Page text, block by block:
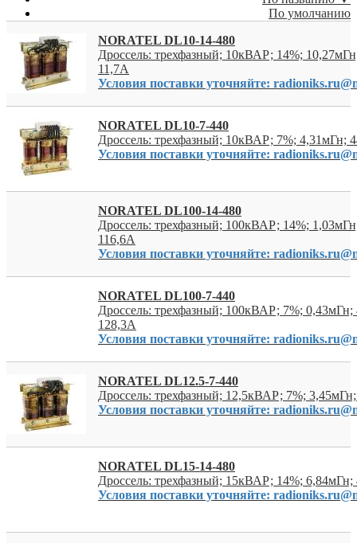
По умолчанию
NORATEL DL10-14-480
Дроссель: трехфазный; 10кВАР; 14%;
11,7А
Условия поставки уточняйте:
NORATEL DL10-7-440
Дроссель: трехфазный; 10кВАР; 7%; 4,31мГн;
Условия поставки уточняйте:
NORATEL DL100-14-480
Дроссель: трехфазный; 100кВАР; 14%;
116,6А
Условия поставки уточняйте:
NORATEL DL100-7-440
Дроссель: трехфазный; 100кВАР; 7%;
128,3А
Условия поставки уточняйте:
NORATEL DL12.5-7-440
Дроссель: трехфазный; 12,5кВАР; 7%;
Условия поставки уточняйте:
NORATEL DL15-14-480
Дроссель: трехфазный; 15кВАР; 14%;
Условия поставки уточняйте: